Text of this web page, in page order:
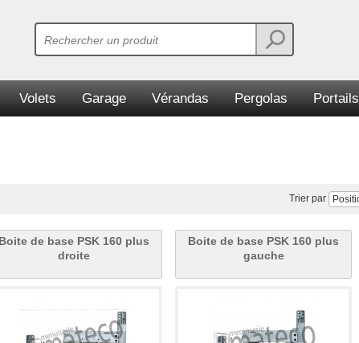
Volets Garage Vérandas Pergolas Portails
Trier par
Boite de base PSK 160 plus
droite
Boite de base PSK 160 plus
gauche